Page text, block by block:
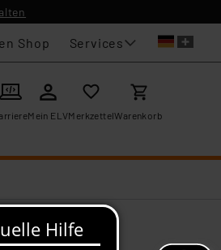
Shop Services
Mein ELVMerkzettelWarenkorb